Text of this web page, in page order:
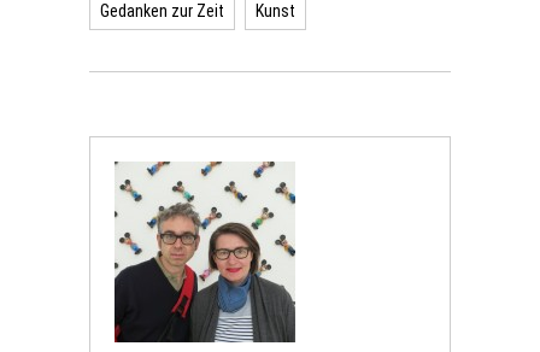
Gedanken zur Zeit Kunst